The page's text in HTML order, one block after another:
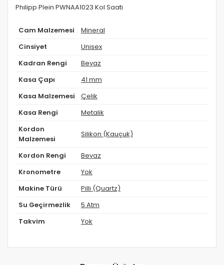
Philipp Plein PWNAA1023 Kol Saati
Cam Malzemesi Mineral
Cinsiyet Unisex
Kadran Rengi Beyaz
Kasa Çapı 41 mm
Kasa Malzemesi Çelik
Kasa Rengi Metalik
Kordon
Malzemesi
Silikon (Kauçuk)
Kordon Rengi Beyaz
Kronometre Yok
Makine Türü Pilli (Quartz)
Su Geçirmezlik 5 Atm
Takvim Yok